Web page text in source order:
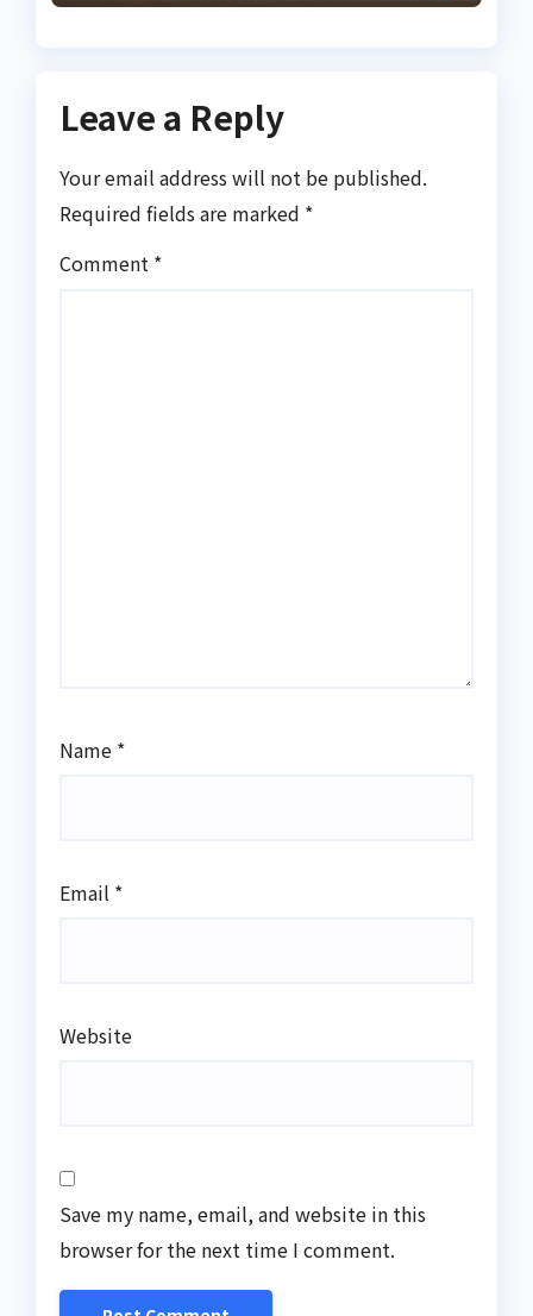
Leave a Reply
Your email address will not be published.
Required fields are marked *
Comment *
Name *
Email *
Website
Save my name, email, and website in this
browser for the next time I comment.